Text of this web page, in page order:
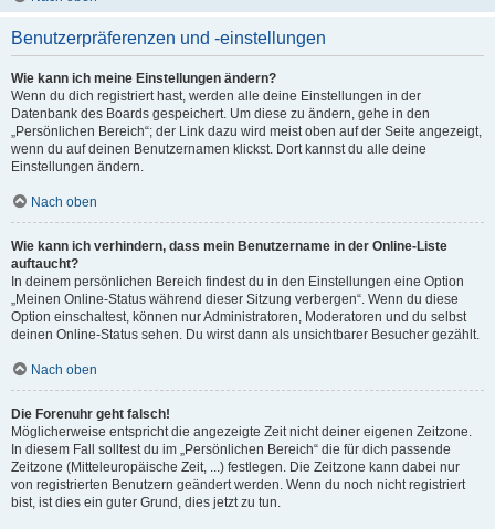
Benutzerpräferenzen und -einstellungen
Wie kann ich meine Einstellungen ändern?
Wenn du dich registriert hast, werden alle deine Einstellungen in der
Datenbank des Boards gespeichert. Um diese zu ändern, gehe in den
„Persönlichen Bereich“; der Link dazu wird meist oben auf der Seite angezeigt,
wenn du auf deinen Benutzernamen klickst. Dort kannst du alle deine
Einstellungen ändern.
Nach oben
Wie kann ich verhindern, dass mein Benutzername in der Online-Liste
auftaucht?
In deinem persönlichen Bereich findest du in den Einstellungen eine Option
„Meinen Online-Status während dieser Sitzung verbergen“. Wenn du diese
Option einschaltest, können nur Administratoren, Moderatoren und du selbst
deinen Online-Status sehen. Du wirst dann als unsichtbarer Besucher gezählt.
Nach oben
Die Forenuhr geht falsch!
Möglicherweise entspricht die angezeigte Zeit nicht deiner eigenen Zeitzone.
In diesem Fall solltest du im „Persönlichen Bereich“ die für dich passende
Zeitzone (Mitteleuropäische Zeit, ...) festlegen. Die Zeitzone kann dabei nur
von registrierten Benutzern geändert werden. Wenn du noch nicht registriert
bist, ist dies ein guter Grund, dies jetzt zu tun.